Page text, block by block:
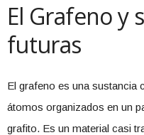
El Grafeno y
futuras
El grafeno es una sustancia
átomos organizados en un
grafito. Es un material casi